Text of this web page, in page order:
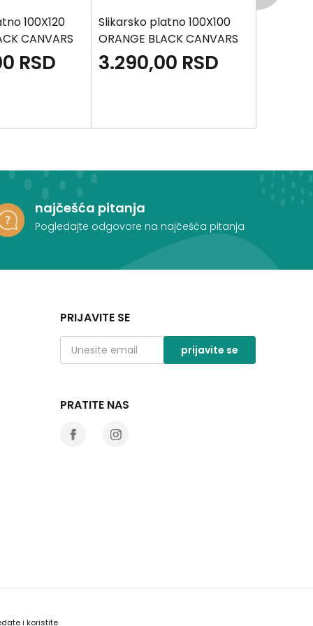
100X120
CANVARS
RSD
Slikarsko platno 100X100
ORANGE BLACK CANVARS
3.290,00 RSD
najčešća pitanja
Pogledajte odgovore na najčešća pitanja
PRIJAVITE SE
prijavite se
PRATITE NAS
i koristite